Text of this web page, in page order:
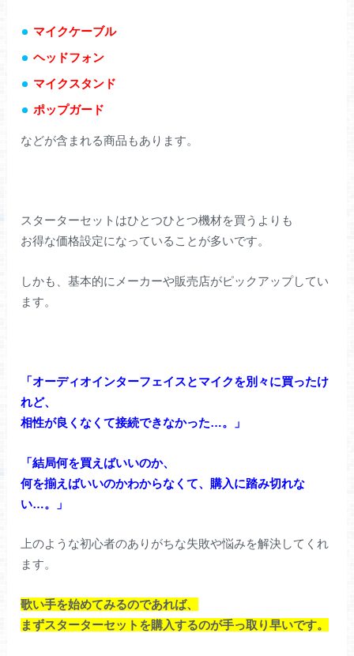
マイクケーブル
ヘッドフォン
マイクスタンド
ポップガード
などが含まれる商品もあります。
スターターセットはひとつひとつ機材を買うよりも
お得な価格設定になっていることが多いです。
しかも、基本的にメーカーや販売店がピックアップしてい
ます。
「オーディオインターフェイスとマイクを別々に買ったけ
れど、
相性が良くなくて接続できなかった…。」
「結局何を買えばいいのか、
何を揃えばいいのかわからなくて、購入に踏み切れな
い…。」
上のような初心者のありがちな失敗や悩みを解決してくれ
ます。
歌い手を始めてみるのであれば、
まずスターターセットを購入するのが手っ取り早いです。